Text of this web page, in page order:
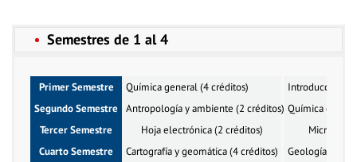
Semestres de 1 al 4
Primer Semestre
Segundo Semestre
Tercer Semestre
Cuarto Semestre
Química general (4 créditos)
Antropología y ambiente (2 créditos)
Hoja electrónica (2 créditos)
Cartografía y geomática (4 créditos)
Introducción a
Química
Geología y